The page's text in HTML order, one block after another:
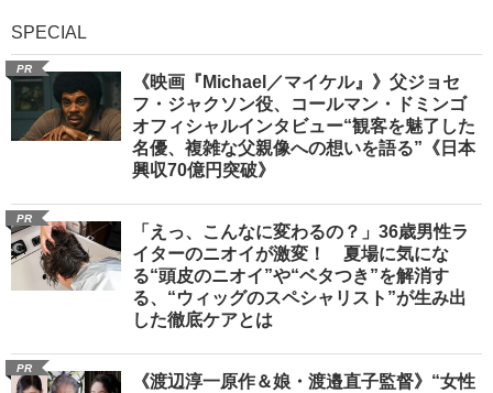
SPECIAL
PR
《映画『Michael／マイケル』》父ジョセ
フ・ジャクソン役、コールマン・ドミンゴ
オフィシャルインタビュー“観客を魅了した
名優、複雑な父親像への想いを語る”《日本
興収70億円突破》
PR
「えっ、こんなに変わるの？」36歳男性ラ
イターのニオイが激変！ 夏場に気にな
る“頭皮のニオイ”や“ベタつき”を解消す
る、“ウィッグのスペシャリスト”が生み出
した徹底ケアとは
PR
《渡辺淳一原作＆娘・渡邉直子監督》“女性